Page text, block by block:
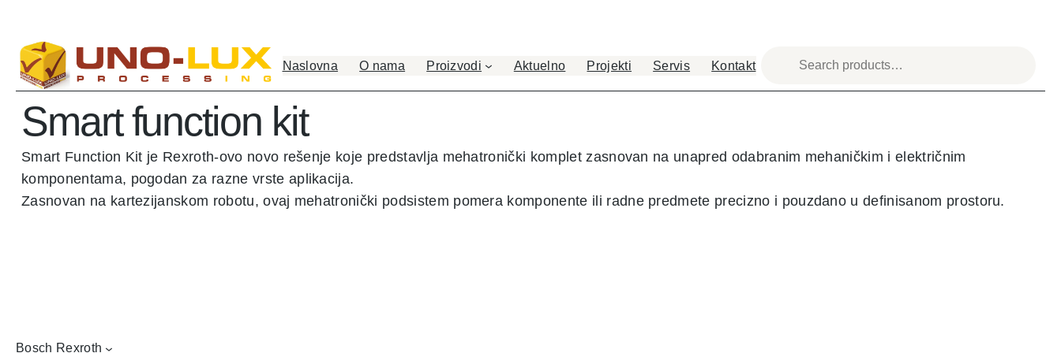
Naslovna O nama Proizvodi Aktuelno Projekti Servis Kontakt
Smart function kit
Smart Function Kit je Rexroth-ovo novo rešenje koje predstavlja mehatronički komplet zasnovan na unapred odabranim mehaničkim i električnim
komponentama, pogodan za razne vrste aplikacija.
Zasnovan na kartezijanskom robotu, ovaj mehatronički podsistem pomera komponente ili radne predmete precizno i pouzdano u definisanom prostoru.
Bosch Rexroth